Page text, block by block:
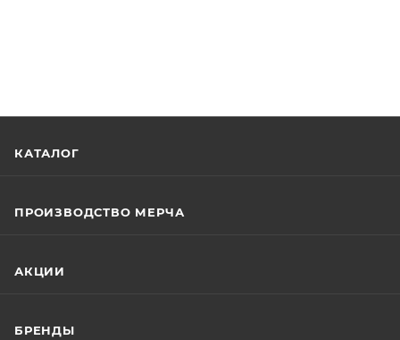
КАТАЛОГ
ПРОИЗВОДСТВО МЕРЧА
АКЦИИ
БРЕНДЫ